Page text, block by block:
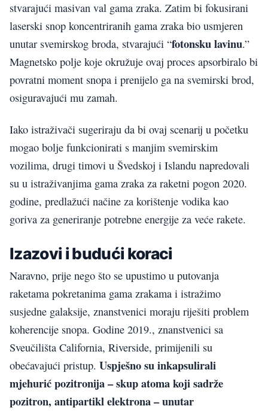
stvarajući masivan val gama zraka. Zatim bi fokusirani
laserski snop koncentriranih gama zraka bio usmjeren
unutar svemirskog broda, stvarajući “fotonsku lavinu.”
Magnetsko polje koje okružuje ovaj proces apsorbiralo bi
povratni moment snopa i prenijelo ga na svemirski brod,
osiguravajući mu zamah.
Iako istraživači sugeriraju da bi ovaj scenarij u početku
mogao bolje funkcionirati s manjim svemirskim
vozilima, drugi timovi u Švedskoj i Islandu napredovali
su u istraživanjima gama zraka za raketni pogon 2020.
godine, predlažući načine za korištenje vodika kao
goriva za generiranje potrebne energije za veće rakete.
Izazovi i budući koraci
Naravno, prije nego što se upustimo u putovanja
raketama pokretanima gama zrakama i istražimo
susjedne galaksije, znanstvenici moraju riješiti problem
koherencije snopa. Godine 2019., znanstvenici sa
Sveučilišta California, Riverside, primijenili su
obećavajući pristup. Uspješno su inkapsulirali
mjehurić pozitronija – skup atoma koji sadrže
pozitron, antipartikl elektrona – unutar